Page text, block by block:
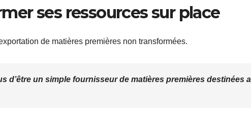
ses ressources sur place
de matières premières non transformées.
d’être un simple fournisseur de matières premières destinées